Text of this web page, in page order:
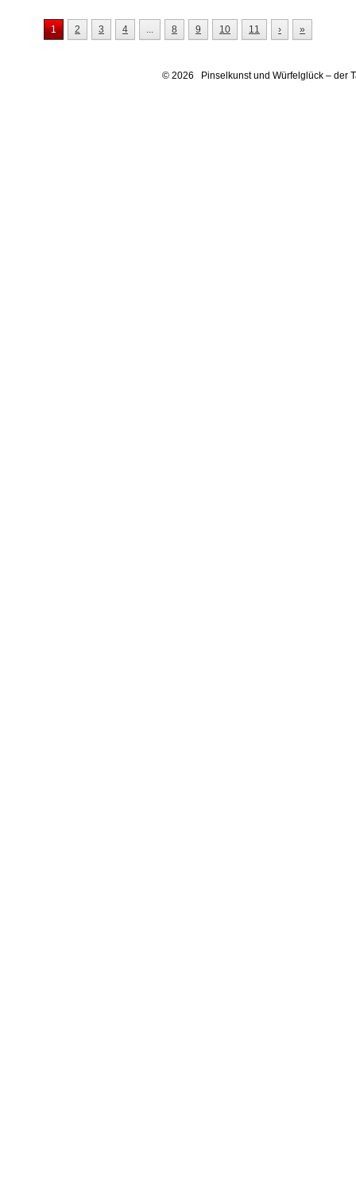
1 2 3 4 ... 8 9 10 11 › »
© 2026 Pinselkunst und Würfelglück – der